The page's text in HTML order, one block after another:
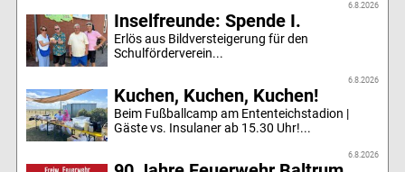
6.8.2026
Inselfreunde: Spende I.
Erlös aus Bildversteigerung für den
Schulförderverein...
6.8.2026
Kuchen, Kuchen, Kuchen!
Beim Fußballcamp am Ententeichstadion |
Gäste vs. Insulaner ab 15.30 Uhr!...
6.8.2026